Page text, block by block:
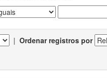
| Ordenar registros por